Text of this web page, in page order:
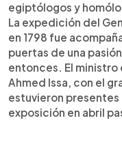
egiptólogos y
La expedición del
en 1798 fue
puertas de una
entonces. El
Ahmed Issa, con el
estuvieron presentes
exposición en abril